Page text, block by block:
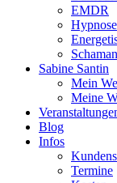
EMDR
Hypnose
Sabine Santin
Mein
Meine
Blog
Infos
Termine